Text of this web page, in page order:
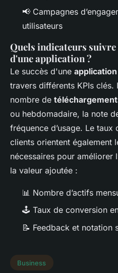
📢 Campagnes
utilisateurs
Quels indicateurs suivre
d'une application ?
Le succès d'une
travers différents KPIs clés.
nombre de
ou hebdomadaire, la note
fréquence d’usage. Le
clients orientent également
nécessaires pour améliorer
la valeur ajoutée :
📊 Nombre d’actifs
🕹️ Taux de conversion
📝 Feedback et notation
Business